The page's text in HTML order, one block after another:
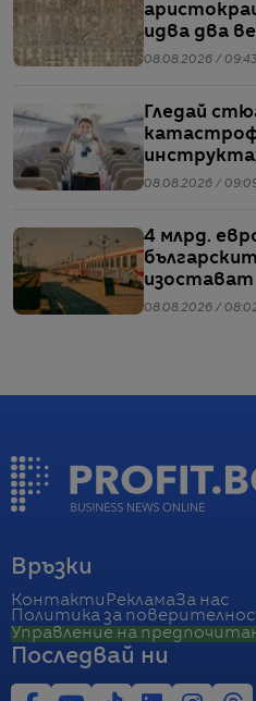
идва два
08.08.2026 / 09:43
Гледай
08.08.2026 /
4 млрд.
изостават
08.08.2026 /
Връзки
Контакти РекламаЗа нас
Политика за
Управление на
Последвай ни